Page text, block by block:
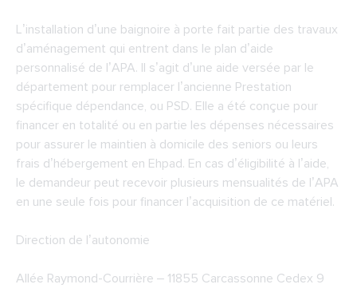
L’installation d’une baignoire à porte fait partie des travaux
d’aménagement qui entrent dans le plan d’aide
personnalisé de l’APA. Il s’agit d’une aide versée par le
département pour remplacer l’ancienne Prestation
spécifique dépendance, ou PSD. Elle a été conçue pour
financer en totalité ou en partie les dépenses nécessaires
pour assurer le maintien à domicile des seniors ou leurs
frais d’hébergement en Ehpad. En cas d’éligibilité à l’aide,
le demandeur peut recevoir plusieurs mensualités de l’APA
en une seule fois pour financer l’acquisition de ce matériel.
Direction de l’autonomie
Allée Raymond-Courrière – 11855 Carcassonne Cedex 9